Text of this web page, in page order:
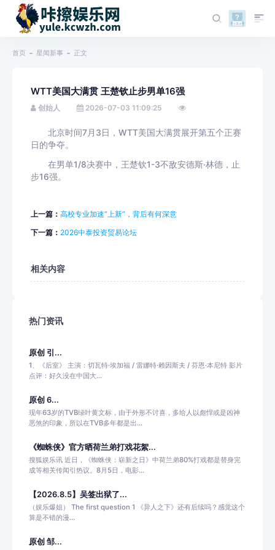
首页 星闻新事 正文
WTT美国大满贯 王楚钦止步男单16强
创始人 2026-07-03 11:09:25
北京时间7月3日，WTT美国大满贯展开第五个正赛
日的争夺。
在男单1/8决赛中，王楚钦1-3不敌安德斯·林德，止
步16强。
上一篇： 高校专业加速“上新”，背后有何深意
下一篇： 2026中泰投资贸易论坛
相关内容
热门资讯
原创 引...
1、《后室》 主演：切瓦特·埃加福 / 雷娜特·赖因斯夫 / 芬恩·本尼特 影片
点评：好久没在中国大...
原创 6...
现年63岁的TVB绿叶黄文标，由于外形不讨喜，多给人以彪悍或是凶神
恶煞的印象，所以在TVB多年都是出...
《蜘蛛侠》官方晒荷兰弟打戏花絮...
搜狐娱乐讯 近日，《蜘蛛侠：崭新之日》中荷兰弟80%打戏都是替身完
成等相关传闻引热议。8月5日，电影...
【2026.8.5】吴签出狱了...
（娱乐爆姐） The first question 1 《异人之下》还有后续吗？感觉这个
算是不错的漫...
原创 邹...